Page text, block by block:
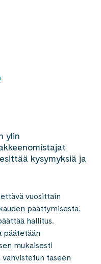
ylin
kysymyksiä ja
vuosittain
päättymisestä.
hallitus.
päätetään
mukaisesti
taseen